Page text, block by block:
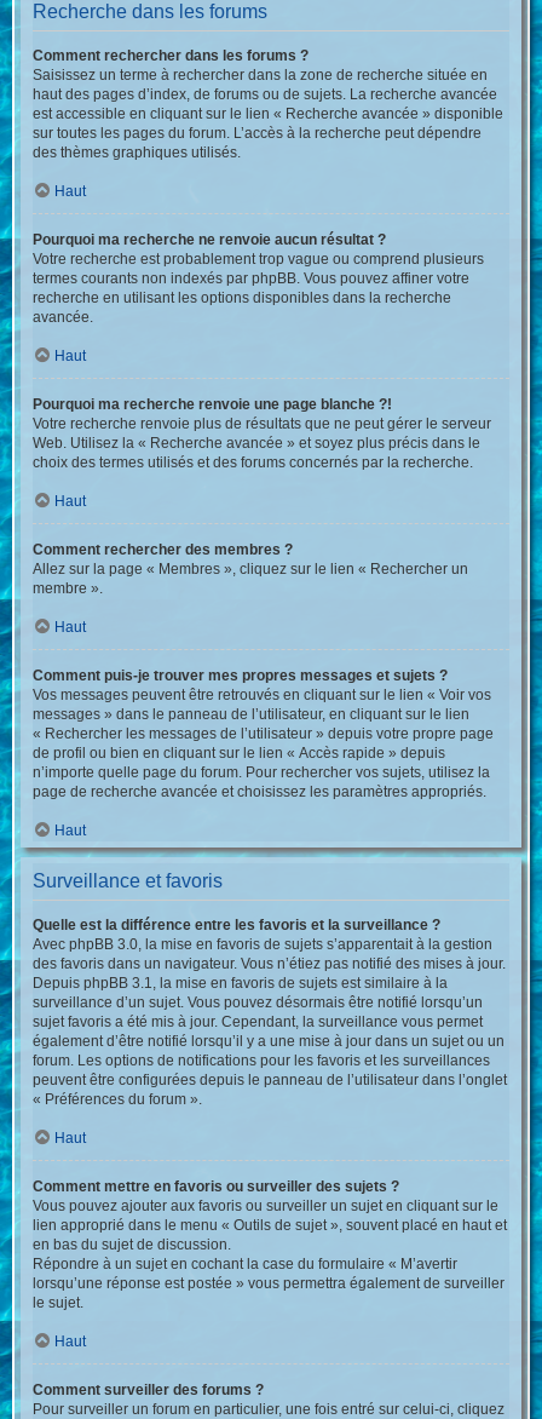
Recherche dans les forums
Comment rechercher dans les forums ?
Saisissez un terme à rechercher dans la zone de recherche située en
haut des pages d’index, de forums ou de sujets. La recherche avancée
est accessible en cliquant sur le lien « Recherche avancée » disponible
sur toutes les pages du forum. L’accès à la recherche peut dépendre
des thèmes graphiques utilisés.
Haut
Pourquoi ma recherche ne renvoie aucun résultat ?
Votre recherche est probablement trop vague ou comprend plusieurs
termes courants non indexés par phpBB. Vous pouvez affiner votre
recherche en utilisant les options disponibles dans la recherche
avancée.
Haut
Pourquoi ma recherche renvoie une page blanche ?!
Votre recherche renvoie plus de résultats que ne peut gérer le serveur
Web. Utilisez la « Recherche avancée » et soyez plus précis dans le
choix des termes utilisés et des forums concernés par la recherche.
Haut
Comment rechercher des membres ?
Allez sur la page « Membres », cliquez sur le lien « Rechercher un
membre ».
Haut
Comment puis-je trouver mes propres messages et sujets ?
Vos messages peuvent être retrouvés en cliquant sur le lien « Voir vos
messages » dans le panneau de l’utilisateur, en cliquant sur le lien
« Rechercher les messages de l’utilisateur » depuis votre propre page
de profil ou bien en cliquant sur le lien « Accès rapide » depuis
n’importe quelle page du forum. Pour rechercher vos sujets, utilisez la
page de recherche avancée et choisissez les paramètres appropriés.
Haut
Surveillance et favoris
Quelle est la différence entre les favoris et la surveillance ?
Avec phpBB 3.0, la mise en favoris de sujets s’apparentait à la gestion
des favoris dans un navigateur. Vous n’étiez pas notifié des mises à jour.
Depuis phpBB 3.1, la mise en favoris de sujets est similaire à la
surveillance d’un sujet. Vous pouvez désormais être notifié lorsqu’un
sujet favoris a été mis à jour. Cependant, la surveillance vous permet
également d’être notifié lorsqu’il y a une mise à jour dans un sujet ou un
forum. Les options de notifications pour les favoris et les surveillances
peuvent être configurées depuis le panneau de l’utilisateur dans l’onglet
« Préférences du forum ».
Haut
Comment mettre en favoris ou surveiller des sujets ?
Vous pouvez ajouter aux favoris ou surveiller un sujet en cliquant sur le
lien approprié dans le menu « Outils de sujet », souvent placé en haut et
en bas du sujet de discussion.
Répondre à un sujet en cochant la case du formulaire « M’avertir
lorsqu’une réponse est postée » vous permettra également de surveiller
le sujet.
Haut
Comment surveiller des forums ?
Pour surveiller un forum en particulier, une fois entré sur celui-ci, cliquez